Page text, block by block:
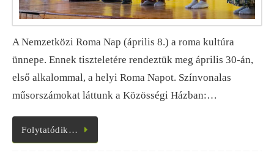
A Nemzetközi Roma Nap (április 8.) a roma kultúra
ünnepe. Ennek tiszteletére rendeztük meg április 30-án,
első alkalommal, a helyi Roma Napot. Színvonalas
műsorszámokat láttunk a Közösségi Házban:…
Folytatódik…